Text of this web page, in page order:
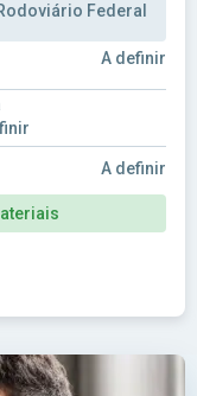
Federal
A definir
A definir